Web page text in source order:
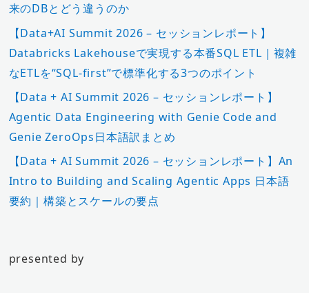
来のDBとどう違うのか
【Data+AI Summit 2026 – セッションレポート】
Databricks Lakehouseで実現する本番SQL ETL｜複雑
なETLを“SQL-first”で標準化する3つのポイント
【Data + AI Summit 2026 – セッションレポート】
Agentic Data Engineering with Genie Code and
Genie ZeroOps日本語訳まとめ
【Data + AI Summit 2026 – セッションレポート】An
Intro to Building and Scaling Agentic Apps 日本語
要約｜構築とスケールの要点
presented by